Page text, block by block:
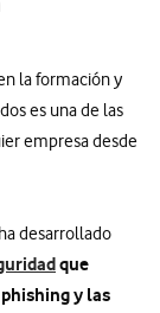
la formación y
es una de las
empresa desde
desarrollado
que
y las